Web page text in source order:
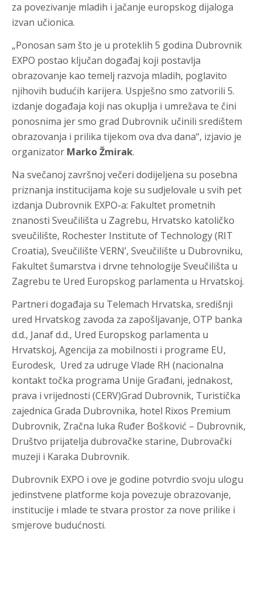
za povezivanje mladih i jačanje europskog dijaloga
izvan učionica.
„Ponosan sam što je u proteklih 5 godina Dubrovnik
EXPO postao ključan događaj koji postavlja
obrazovanje kao temelj razvoja mladih, poglavito
njihovih budućih karijera. Uspješno smo zatvorili 5.
izdanje događaja koji nas okuplja i umrežava te čini
ponosnima jer smo grad Dubrovnik učinili središtem
obrazovanja i prilika tijekom ova dva dana“, izjavio je
organizator Marko Žmirak.
Na svečanoj završnoj večeri dodijeljena su posebna
priznanja institucijama koje su sudjelovale u svih pet
izdanja Dubrovnik EXPO-a: Fakultet prometnih
znanosti Sveučilišta u Zagrebu, Hrvatsko katoličko
sveučilište, Rochester Institute of Technology (RIT
Croatia), Sveučilište VERN’, Sveučilište u Dubrovniku,
Fakultet šumarstva i drvne tehnologije Sveučilišta u
Zagrebu te Ured Europskog parlamenta u Hrvatskoj.
Partneri događaja su Telemach Hrvatska, središnji
ured Hrvatskog zavoda za zapošljavanje, OTP banka
d.d., Janaf d.d., Ured Europskog parlamenta u
Hrvatskoj, Agencija za mobilnosti i programe EU,
Eurodesk, Ured za udruge Vlade RH (nacionalna
kontakt točka programa Unije Građani, jednakost,
prava i vrijednosti (CERV)Grad Dubrovnik, Turistička
zajednica Grada Dubrovnika, hotel Rixos Premium
Dubrovnik, Zračna luka Ruđer Bošković – Dubrovnik,
Društvo prijatelja dubrovačke starine, Dubrovački
muzeji i Karaka Dubrovnik.
Dubrovnik EXPO i ove je godine potvrdio svoju ulogu
jedinstvene platforme koja povezuje obrazovanje,
institucije i mlade te stvara prostor za nove prilike i
smjerove budućnosti.